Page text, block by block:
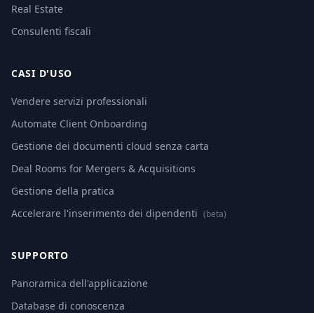
Real Estate
Consulenti fiscali
CASI D'USO
Vendere servizi professionali
Automate Client Onboarding
Gestione dei documenti cloud senza carta
Deal Rooms for Mergers & Acquisitions
Gestione della pratica
Accelerare l'inserimento dei dipendenti (beta)
SUPPORTO
Panoramica dell'applicazione
Database di conoscenza